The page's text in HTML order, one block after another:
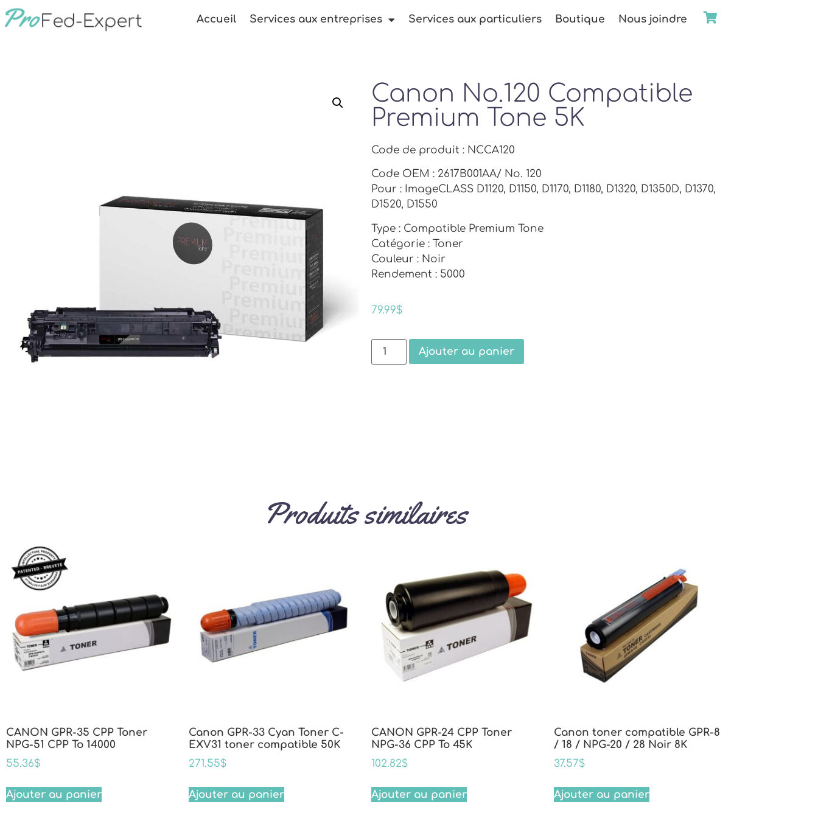
Accueil Services aux entreprises Services aux particuliers Boutique Nous joindre
Canon No.120 Compatible
Premium Tone 5K
Code de produit : NCCA120
Code OEM : 2617B001AA/ No. 120
Pour : ImageCLASS D1120, D1150, D1170, D1180, D1320, D1350D, D1370,
D1520, D1550
Type : Compatible Premium Tone
Catégorie : Toner
Couleur : Noir
Rendement : 5000
79.99$
Ajouter au panier
Produits similaires
CANON GPR-35 CPP Toner
NPG-51 CPP To 14000
55.36$
Ajouter au panier
Canon GPR-33 Cyan Toner C-
EXV31 toner compatible 50K
271.55$
Ajouter au panier
CANON GPR-24 CPP Toner
NPG-36 CPP To 45K
102.82$
Ajouter au panier
Canon toner compatible GPR-8
/ 18 / NPG-20 / 28 Noir 8K
37.57$
Ajouter au panier